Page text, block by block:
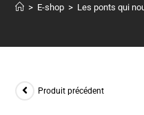
> E-shop > Les ponts qui
Produit précédent